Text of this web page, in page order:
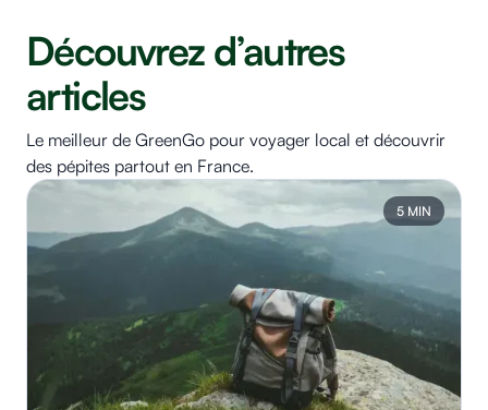
Découvrez d’autres
articles
Le meilleur de GreenGo pour voyager local et découvrir
des pépites partout en France.
5 MIN